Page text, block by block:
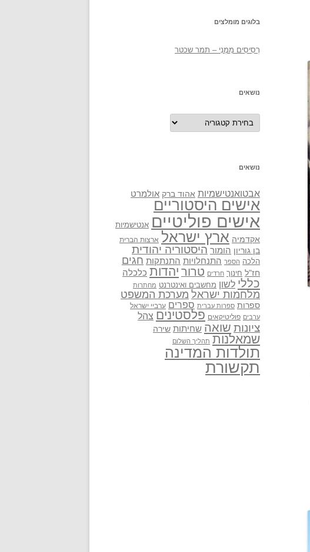
בלוגים מומלצים
רְסִיסִים מִמֶנִי – תמר שכטר
נושאים
נושאים
נושאים
אבטואנטישמיות אהוד ברק אולמרט
אישים היסטוריים
אישים פוליטיים אנטישמיות
אקדמיה ארץ ישראל ארצות הברית
בן גוריון הומור היסטוריה יהודית
הלכה הספר התנחלויות התנתקות חגים
חז"ל חינוך חרדים טרור יהדות כלכלה
כללי לשון מחשבים ואינטרנט מחתרות
מלחמות ישראל מערכת המשפט
ספרות ספרות עברית ספרים ערביי ישראל
ערבים פוליטיקאים פלסטינים צהל
ציונות שואה שחיתות שירה
שמאלנות תהליך השלום
תולדות המדינה
תקשורת